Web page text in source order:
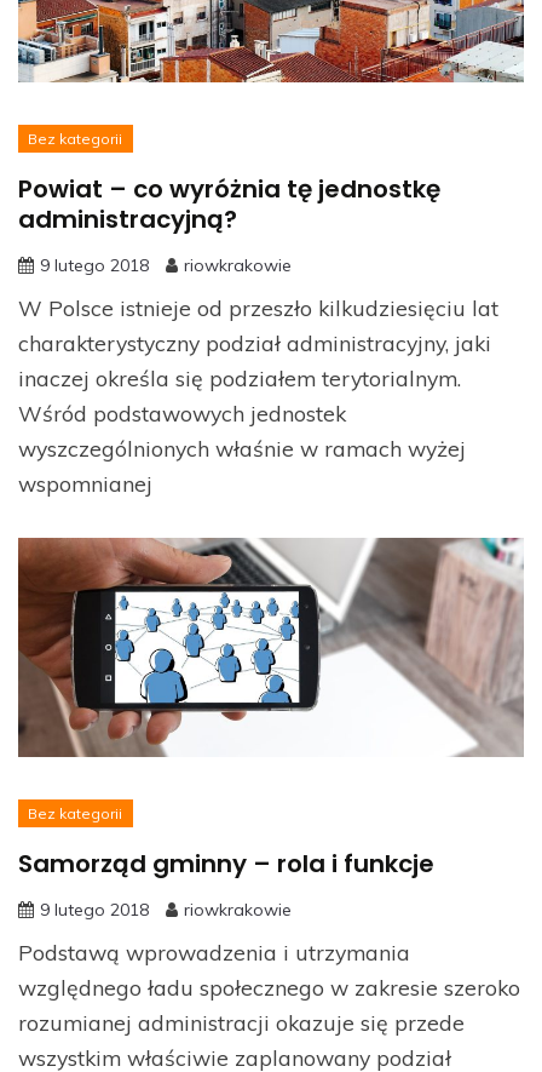
Bez kategorii
Powiat – co wyróżnia tę jednostkę
administracyjną?
9 lutego 2018 riowkrakowie
W Polsce istnieje od przeszło kilkudziesięciu lat
charakterystyczny podział administracyjny, jaki
inaczej określa się podziałem terytorialnym.
Wśród podstawowych jednostek
wyszczególnionych właśnie w ramach wyżej
wspomnianej
Bez kategorii
Samorząd gminny – rola i funkcje
9 lutego 2018 riowkrakowie
Podstawą wprowadzenia i utrzymania
względnego ładu społecznego w zakresie szeroko
rozumianej administracji okazuje się przede
wszystkim właściwie zaplanowany podział